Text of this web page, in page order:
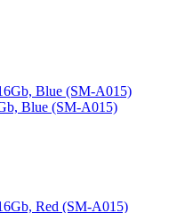
Blue (SM-A015)